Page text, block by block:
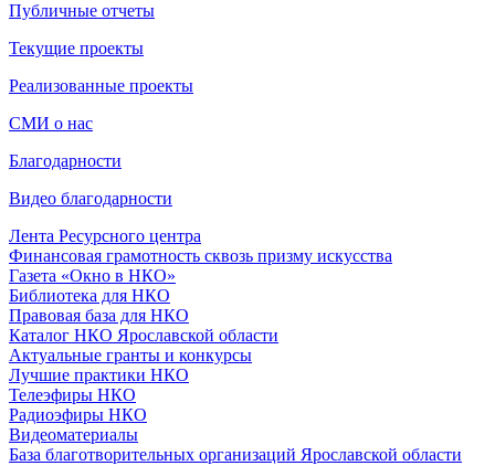
Публичные отчеты
Текущие проекты
Реализованные проекты
СМИ о нас
Благодарности
Видео благодарности
Лента Ресурсного центра
Финансовая грамотность сквозь призму искусства
Газета «Окно в НКО»
Библиотека для НКО
Правовая база для НКО
Каталог НКО Ярославской области
Актуальные гранты и конкурсы
Лучшие практики НКО
Телеэфиры НКО
Радиоэфиры НКО
Видеоматериалы
База благотворительных организаций Ярославской области